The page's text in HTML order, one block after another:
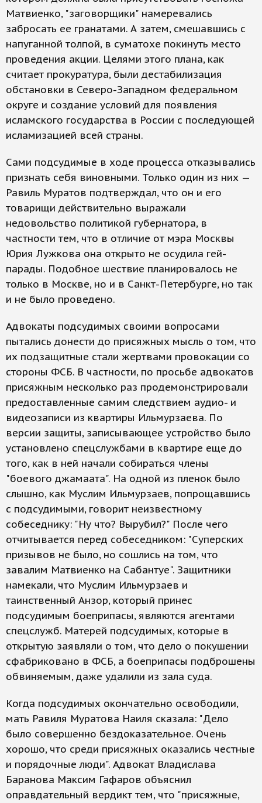
Матвиенко, "заговорщики" намеревались
забросать ее гранатами. А затем, смешавшись с
напуганной толпой, в суматохе покинуть место
проведения акции. Целями этого плана, как
считает прокуратура, были дестабилизация
обстановки в Северо-Западном федеральном
округе и создание условий для появления
исламского государства в России с последующей
исламизацией всей страны.
Сами подсудимые в ходе процесса отказывались
признать себя виновными. Только один из них —
Равиль Муратов подтверждал, что он и его
товарищи действительно выражали
недовольство политикой губернатора, в
частности тем, что в отличие от мэра Москвы
Юрия Лужкова она открыто не осудила гей-
парады. Подобное шествие планировалось не
только в Москве, но и в Санкт-Петербурге, но так
и не было проведено.
Адвокаты подсудимых своими вопросами
пытались донести до присяжных мысль о том, что
их подзащитные стали жертвами провокации со
стороны ФСБ. В частности, по просьбе адвокатов
присяжным несколько раз продемонстрировали
предоставленные самим следствием аудио- и
видеозаписи из квартиры Ильмурзаева. По
версии защиты, записывающее устройство было
установлено спецслужбами в квартире еще до
того, как в ней начали собираться члены
"боевого джамаата". На одной из пленок было
слышно, как Муслим Ильмурзаев, попрощавшись
с подсудимыми, говорит неизвестному
собеседнику: "Ну что? Вырубил?" После чего
отчитывается перед собеседником: "Суперских
призывов не было, но сошлись на том, что
завалим Матвиенко на Сабантуе". Защитники
намекали, что Муслим Ильмурзаев и
таинственный Анзор, который принес
подсудимым боеприпасы, являются агентами
спецслужб. Матерей подсудимых, которые в
открытую заявляли о том, что дело о покушении
сфабриковано в ФСБ, а боеприпасы подброшены
обвиняемым, даже удалили из зала суда.
Когда подсудимых окончательно освободили,
мать Равиля Муратова Наиля сказала: "Дело
было совершенно бездоказательное. Очень
хорошо, что среди присяжных оказались честные
и порядочные люди". Адвокат Владислава
Баранова Максим Гафаров объяснил
оправдательный вердикт тем, что "присяжные,